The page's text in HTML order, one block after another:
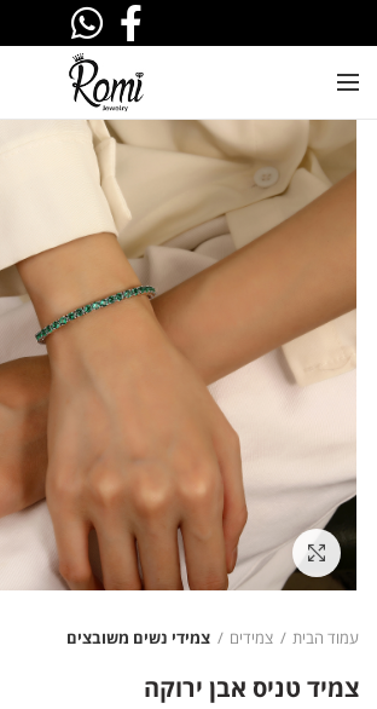
לחצו להגדלה
עמוד הבית צמידים צמידי נשים משובצים
צמיד טניס אבן ירוקה